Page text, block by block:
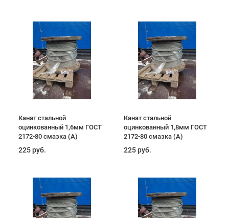
Канат стальной
оцинкованный 1,6мм ГОСТ
2172-80 смазка (А)
225 руб.
Канат стальной
оцинкованный 1,8мм ГОСТ
2172-80 смазка (А)
225 руб.